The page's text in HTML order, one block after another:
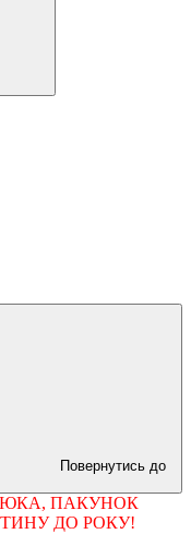
Повернутись до
ПАКУНОК
ДО РОКУ!